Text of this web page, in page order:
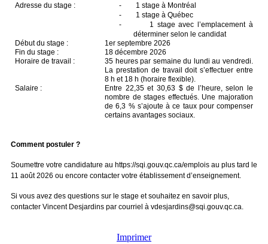
Adresse du stage :
-
1 stage à Montréal
-
1 stage à Québec
-
1 stage avec l’emplacement à
déterminer selon le candidat
Début du stage :
1er septembre 2026
Fin du stage :
18 décembre 2026
Horaire de travail :
35 heures par semaine du lundi au vendredi.
La prestation de travail doit s’effectuer entre
8 h et 18 h (horaire flexible).
Salaire :
Entre 22,35 et 30,63 $ de l’heure, selon le
nombre de stages effectués. Une majoration
de 6,3 % s’ajoute à ce taux pour compenser
certains avantages sociaux.
Comment postuler ?
Soumettre votre candidature au https://sqi.gouv.qc.ca/emplois au plus tard le
11 août 2026 ou encore contacter votre établissement d’enseignement.
Si vous avez des questions sur le stage et souhaitez en savoir plus,
contacter Vincent Desjardins par courriel à vdesjardins@sqi.gouv.qc.ca.
Imprimer